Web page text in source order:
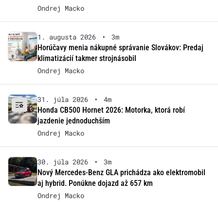
Ondrej Macko
1. augusta 2026 •
3m
Horúčavy menia nákupné správanie Slovákov: Predaj
klimatizácií takmer strojnásobil
Ondrej Macko
31. júla 2026 •
4m
Honda CB500 Hornet 2026: Motorka, ktorá robí
jazdenie jednoduchším
Ondrej Macko
30. júla 2026 •
3m
Nový Mercedes-Benz GLA prichádza ako elektromobil
aj hybrid. Ponúkne dojazd až 657 km
Ondrej Macko